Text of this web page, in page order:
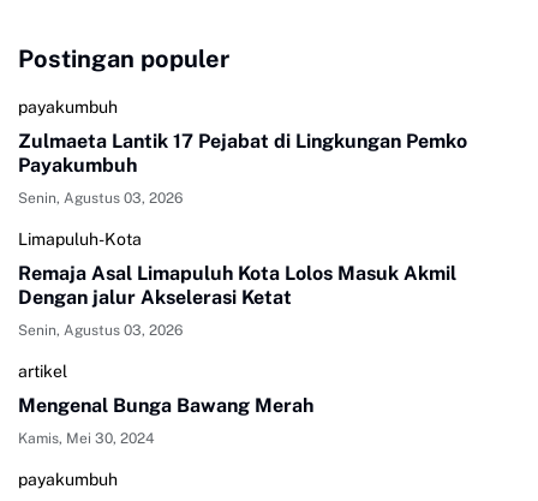
Postingan populer
payakumbuh
Zulmaeta Lantik 17 Pejabat di Lingkungan Pemko
Payakumbuh
Senin, Agustus 03, 2026
Limapuluh-Kota
Remaja Asal Limapuluh Kota Lolos Masuk Akmil
Dengan jalur Akselerasi Ketat
Senin, Agustus 03, 2026
artikel
Mengenal Bunga Bawang Merah
Kamis, Mei 30, 2024
payakumbuh